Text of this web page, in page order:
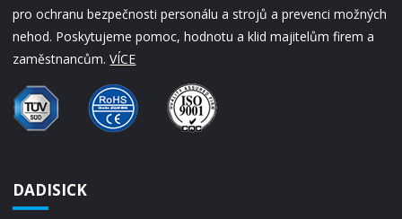
pro ochranu bezpečnosti personálu a strojů a prevenci možných
nehod. Poskytujeme pomoc, hodnotu a klid majitelům firem a
zaměstnancům.VÍCE
DADISICK